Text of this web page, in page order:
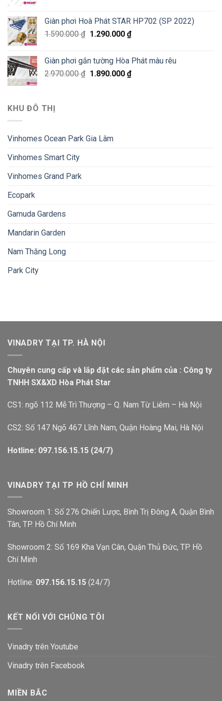
Giàn phơi Hoà Phát STAR HP702 (SP 2022)
1.590.000₫ 1.290.000 ₫
Giàn phơi gắn tường Hòa Phát màu rêu
2.970.000₫ 1.890.000 ₫
KHU ĐÔ THỊ
Vinhomes Ocean Park Gia Lâm
Vinhomes Smart City
Vinhomes Grand Park
Ecopark
Gamuda Gardens
Mandarin Garden
Nam Thăng Long
Park City
VINADRY TẠI TP. HÀ NỘI
Chuyên cung cấp và lắp đặt các sản phẩm của : Công ty
TNHH SX&XD Hòa Phát Star
CS1: ngõ 112 Mễ Trì Thượng – Q. Nam Từ Liêm – Hà Nội
CS2: Số 147 Ngõ 467 Lĩnh Nam, Quận Hoàng Mai, Hà Nội
Hotline: 097.156.15.15 (24/7)
VINADRY TẠI TP HỒ CHÍ MINH
Showroom 1: Số 276 Chiến Lược, Bình Trị Đông A, Quận Bình
Tân, TP. Hồ Chí Minh
Showroom 2: Số 169 Kha Vạn Cân, Quận Thủ Đức, TP. Hồ
Chí Minh
Hotline: 097.156.15.15 (24/7)
KẾT NỐI VỚI CHÚNG TÔI
Vinadry trên Youtube
Vinadry trên Facebook
MIỀN BẮC